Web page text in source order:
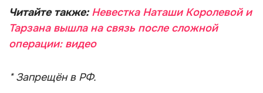
Читайте также: Невестка Наташи Королевой и
Тарзана вышла на связь после сложной
операции: видео
* Запрещён в РФ.